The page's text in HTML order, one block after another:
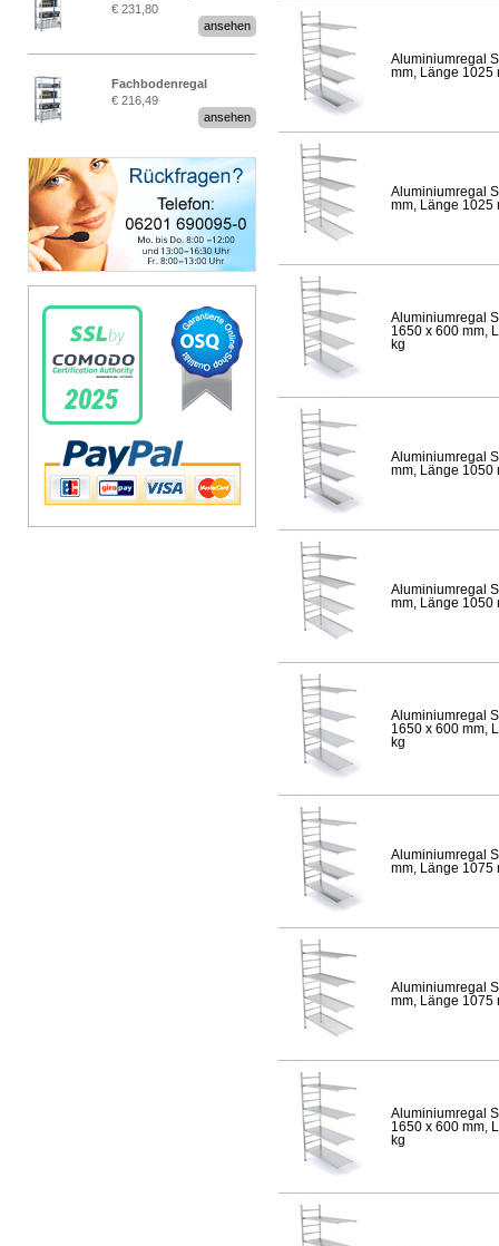
Stecksystem MultiPlus
€ 231,80
ansehen
Fachbodenregal
Stecksystem MultiPlus
€ 216,49
ansehen
Aluminiumregal
mm, Länge 1025
Aluminiumregal
mm, Länge 1025
Aluminiumregal
1650 x 600 mm,
kg
Aluminiumregal
mm, Länge 1050
Aluminiumregal
mm, Länge 1050
Aluminiumregal
1650 x 600 mm,
kg
Aluminiumregal
mm, Länge 1075
Aluminiumregal
mm, Länge 1075
Aluminiumregal
1650 x 600 mm,
kg